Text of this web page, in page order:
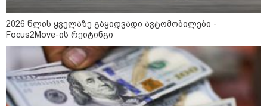
2026 წლის ყველაზე გაყიდვადი ავტომობილები -
Focus2Move-ის რეიტინგი